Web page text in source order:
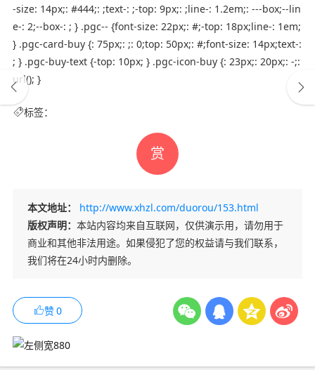
-size: 14px;: #444;: ;text-: ;-top: 9px;: ;line-: 1.2em;: ---box;--lin
e-: 2;--box-: ; } .pgc-- {font-size: 22px;: #;-top: 18px;line-: 1em;
} .pgc-card-buy {: 75px;: ;: 0;top: 50px;: #;font-size: 14px;text-:
; } .pgc-buy-text {-top: 10px; } .pgc-icon-buy {: 23px;: 20px;: -;:
url(); }
标签：
赏
本文地址：
http://www.xhzl.com/duorou/153.html
版权声明： 本站内容均来自互联网，仅供演示用，请勿用于
商业和其他非法用途。如果侵犯了您的权益请与我们联系，
我们将在24小时内删除。
赞0